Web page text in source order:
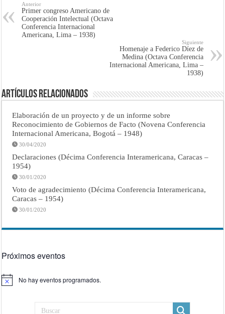
Anterior
Primer congreso Americano de
Cooperación Intelectual (Octava
Conferencia Internacional
Americana, Lima – 1938)
Siguiente
Homenaje a Federico Díez de
Medina (Octava Conferencia
Internacional Americana, Lima –
1938)
Artículos Relacionados
Elaboración de un proyecto y de un informe sobre
Reconocimiento de Gobiernos de Facto (Novena Conferencia
Internacional Americana, Bogotá – 1948)
30/04/2020
Declaraciones (Décima Conferencia Interamericana, Caracas –
1954)
30/01/2020
Voto de agradecimiento (Décima Conferencia Interamericana,
Caracas – 1954)
30/01/2020
Próximos eventos
Aviso No hay eventos programados.